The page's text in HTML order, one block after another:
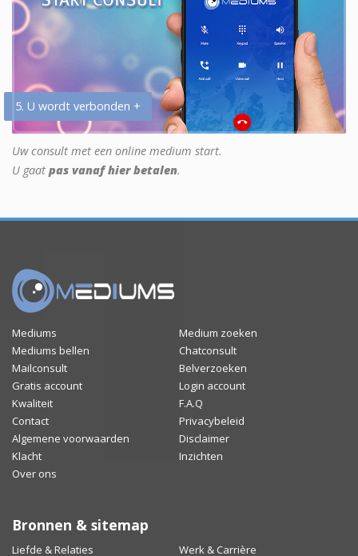
5. U wordt verbonden +
Uw consult met een online medium start.
U gaat pas vanaf hier betalen.
Mediums
Medium zoeken
Mediums bellen
Chatconsult
Mailconsult
Belverzoeken
Gratis account
Login account
Kwaliteit
F.A.Q
Contact
Privacybeleid
Algemene voorwaarden
Disclaimer
Klacht
Inzichten
Over ons
Bronnen & sitemap
Liefde & Relaties Werk & Carrière